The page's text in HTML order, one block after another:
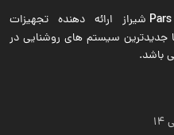
شیراز ارائه دهنده تجهیزات
جدیدترین سیستم های روشنایی در
باشد.